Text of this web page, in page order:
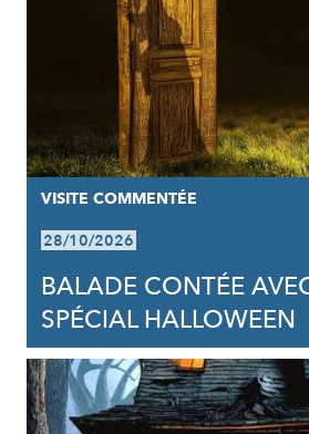
VISITE COMMENTÉE
28/10/2026
BALADE CONTÉE
SPÉCIAL HALLOWEEN